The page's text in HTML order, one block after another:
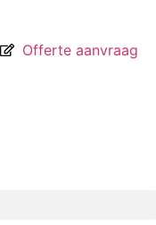
Offerte aanvraag